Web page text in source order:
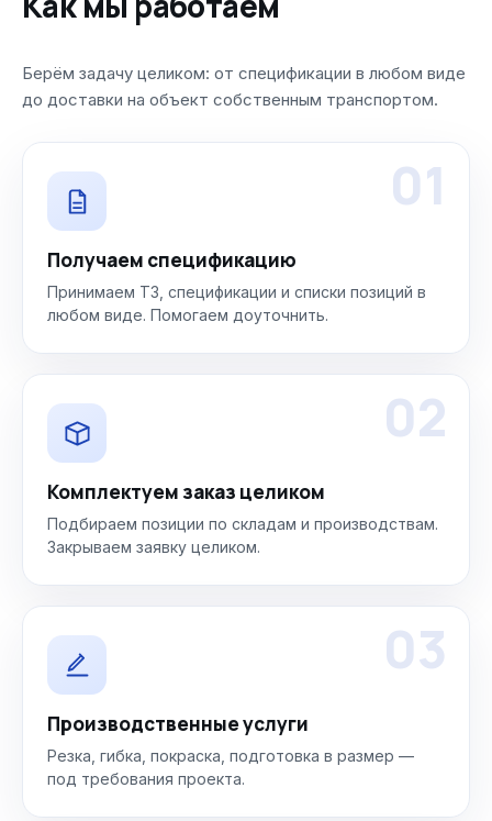
Берём задачу целиком: от спецификации в любом виде
до доставки на объект собственным транспортом.
01
Получаем спецификацию
Принимаем ТЗ, спецификации и списки позиций в
любом виде. Помогаем доуточнить.
02
Комплектуем заказ целиком
Подбираем позиции по складам и производствам.
Закрываем заявку целиком.
03
Производственные услуги
Резка, гибка, покраска, подготовка в размер —
под требования проекта.